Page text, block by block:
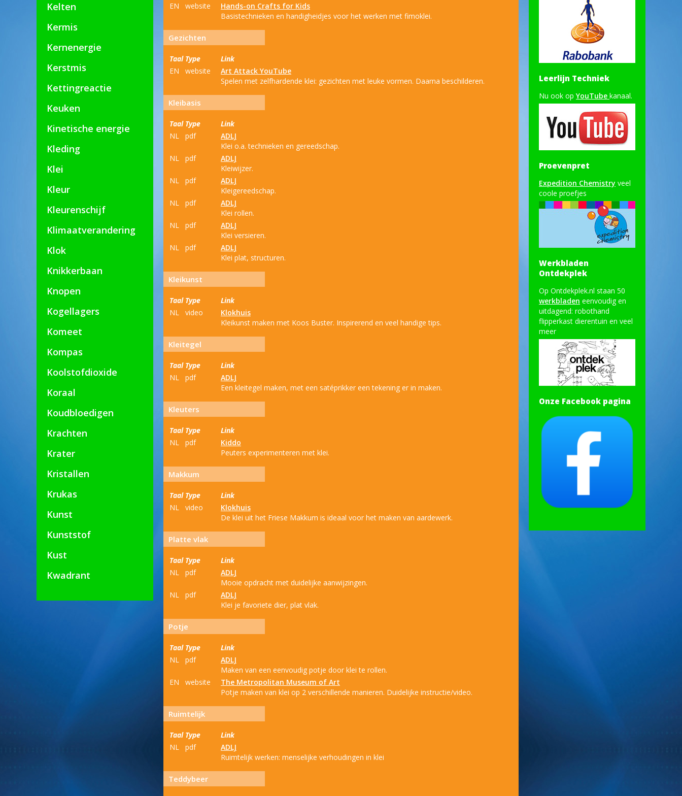
Kelten
Kermis
Kernenergie
Kerstmis
Kettingreactie
Keuken
Kinetische energie
Kleding
Klei
Kleur
Kleurenschijf
Klimaatverandering
Klok
Knikkerbaan
Knopen
Kogellagers
Komeet
Kompas
Koolstofdioxide
Koraal
Koudbloedigen
Krachten
Krater
Kristallen
Krukas
Kunst
Kunststof
Kust
Kwadrant
EN
website
Hands-on Crafts for Kids
Basistechnieken en handigheidjes voor het werken met fimoklei.
Gezichten
Taal Type
Link
EN
website
Art Attack YouTube
Spelen met zelfhardende klei: gezichten met leuke vormen. Daarna beschilderen.
Kleibasis
Taal Type
Link
NL
pdf
ADLJ
Klei o.a. technieken en gereedschap.
NL
pdf
ADLJ
Kleiwijzer.
NL
pdf
ADLJ
Kleigereedschap.
NL
pdf
ADLJ
Klei rollen.
NL
pdf
ADLJ
Klei versieren.
NL
pdf
ADLJ
Klei plat, structuren.
Kleikunst
Taal Type
Link
NL
video
Klokhuis
Kleikunst maken met Koos Buster. Inspirerend en veel handige tips.
Kleitegel
Taal Type
Link
NL
pdf
ADLJ
Een kleitegel maken, met een satéprikker een tekening er in maken.
Kleuters
Taal Type
Link
NL
pdf
Kiddo
Peuters experimenteren met klei.
Makkum
Taal Type
Link
NL
video
Klokhuis
De klei uit het Friese Makkum is ideaal voor het maken van aardewerk.
Platte vlak
Taal Type
Link
NL
pdf
ADLJ
Mooie opdracht met duidelijke aanwijzingen.
NL
pdf
ADLJ
Klei je favoriete dier, plat vlak.
Potje
Taal Type
Link
NL
pdf
ADLJ
Maken van een eenvoudig potje door klei te rollen.
EN
website
The Metropolitan Museum of Art
Potje maken van klei op 2 verschillende manieren. Duidelijke instructie/video.
Ruimtelijk
Taal Type
Link
NL
pdf
ADLJ
Ruimtelijk werken: menselijke verhoudingen in klei
Teddybeer
Leerlijn Techniek
Nu ook opYouTube kanaal.
Proevenpret
Expedition Chemistry veel
coole proefjes
Werkbladen
Ontdekplek
Op Ontdekplek.nl staan 50
werkbladen eenvoudig en
uitdagend: robothand
flipperkast dierentuin en veel
meer
Onze Facebook pagina